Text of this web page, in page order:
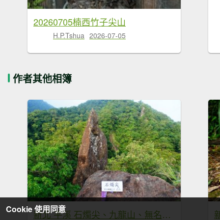
20260705楠西竹子尖山
H.P.Tshua 2026-07-05
作者其他相簿
新北 平溪 石燭尖、九龍山、無名尖、中埔崙
Cookie 使用同意